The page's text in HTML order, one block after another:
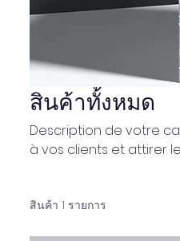
สินค้าทั้งหมด
Description de votre
à vos clients et attirer
สินค้า 1 รายการ